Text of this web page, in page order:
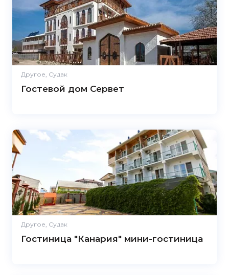
Другое, Судак
Гостевой дом Сервет
Другое, Судак
Гостиница "Канария" мини-гостиница